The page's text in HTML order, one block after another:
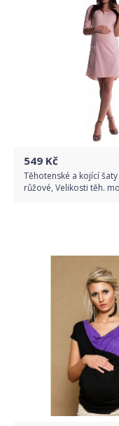
549 Kč
Těhotenské a kojící
růžové, Velikosti těh.
Detail